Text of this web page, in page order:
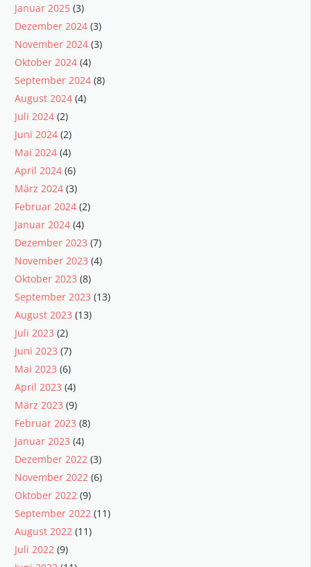
Januar 2025 (3)
Dezember 2024 (3)
November 2024 (3)
Oktober 2024 (4)
September 2024 (8)
August 2024 (4)
Juli 2024 (2)
Juni 2024 (2)
Mai 2024 (4)
April 2024 (6)
März 2024 (3)
Februar 2024 (2)
Januar 2024 (4)
Dezember 2023 (7)
November 2023 (4)
Oktober 2023 (8)
September 2023 (13)
August 2023 (13)
Juli 2023 (2)
Juni 2023 (7)
Mai 2023 (6)
April 2023 (4)
März 2023 (9)
Februar 2023 (8)
Januar 2023 (4)
Dezember 2022 (3)
November 2022 (6)
Oktober 2022 (9)
September 2022 (11)
August 2022 (11)
Juli 2022 (9)